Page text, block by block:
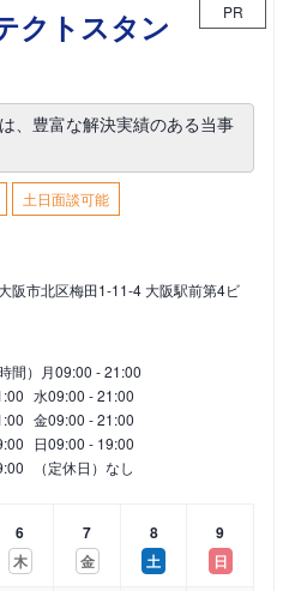
クトスタン
PR
、豊富な解決実績のある当事
土日面談可能
阪市北区梅田1-11-4 大阪駅前第4ビ
間） 月09:00 - 21:00
水09:00 - 21:00
金09:00 - 21:00
日09:00 - 19:00
（定休日）なし
6
木
7
金
8
土
9
日